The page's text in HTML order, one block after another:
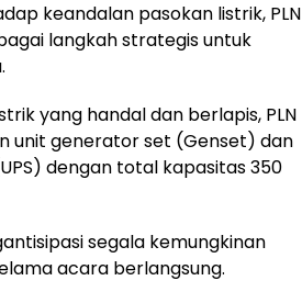
keandalan pasokan listrik, PLN
langkah strategis untuk
yang handal dan berlapis, PLN
unit generator set (Genset) dan
dengan total kapasitas 350
segala kemungkinan
acara berlangsung.